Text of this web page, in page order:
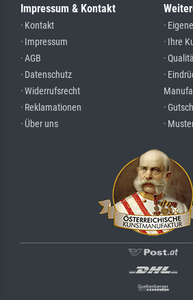
Impressum & Kontakt
· Kontakt
· Impressum
· AGB
· Datenschutz
· Widerrufsrecht
· Reklamationen
· Über uns
·
· Ihre
·
·
·
·